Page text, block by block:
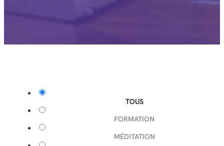
TOUS
FORMATION
MÉDITATION